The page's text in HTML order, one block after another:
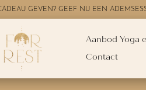
GEVEN? GEEF NU EEN
Aanbod Yoga
Contact